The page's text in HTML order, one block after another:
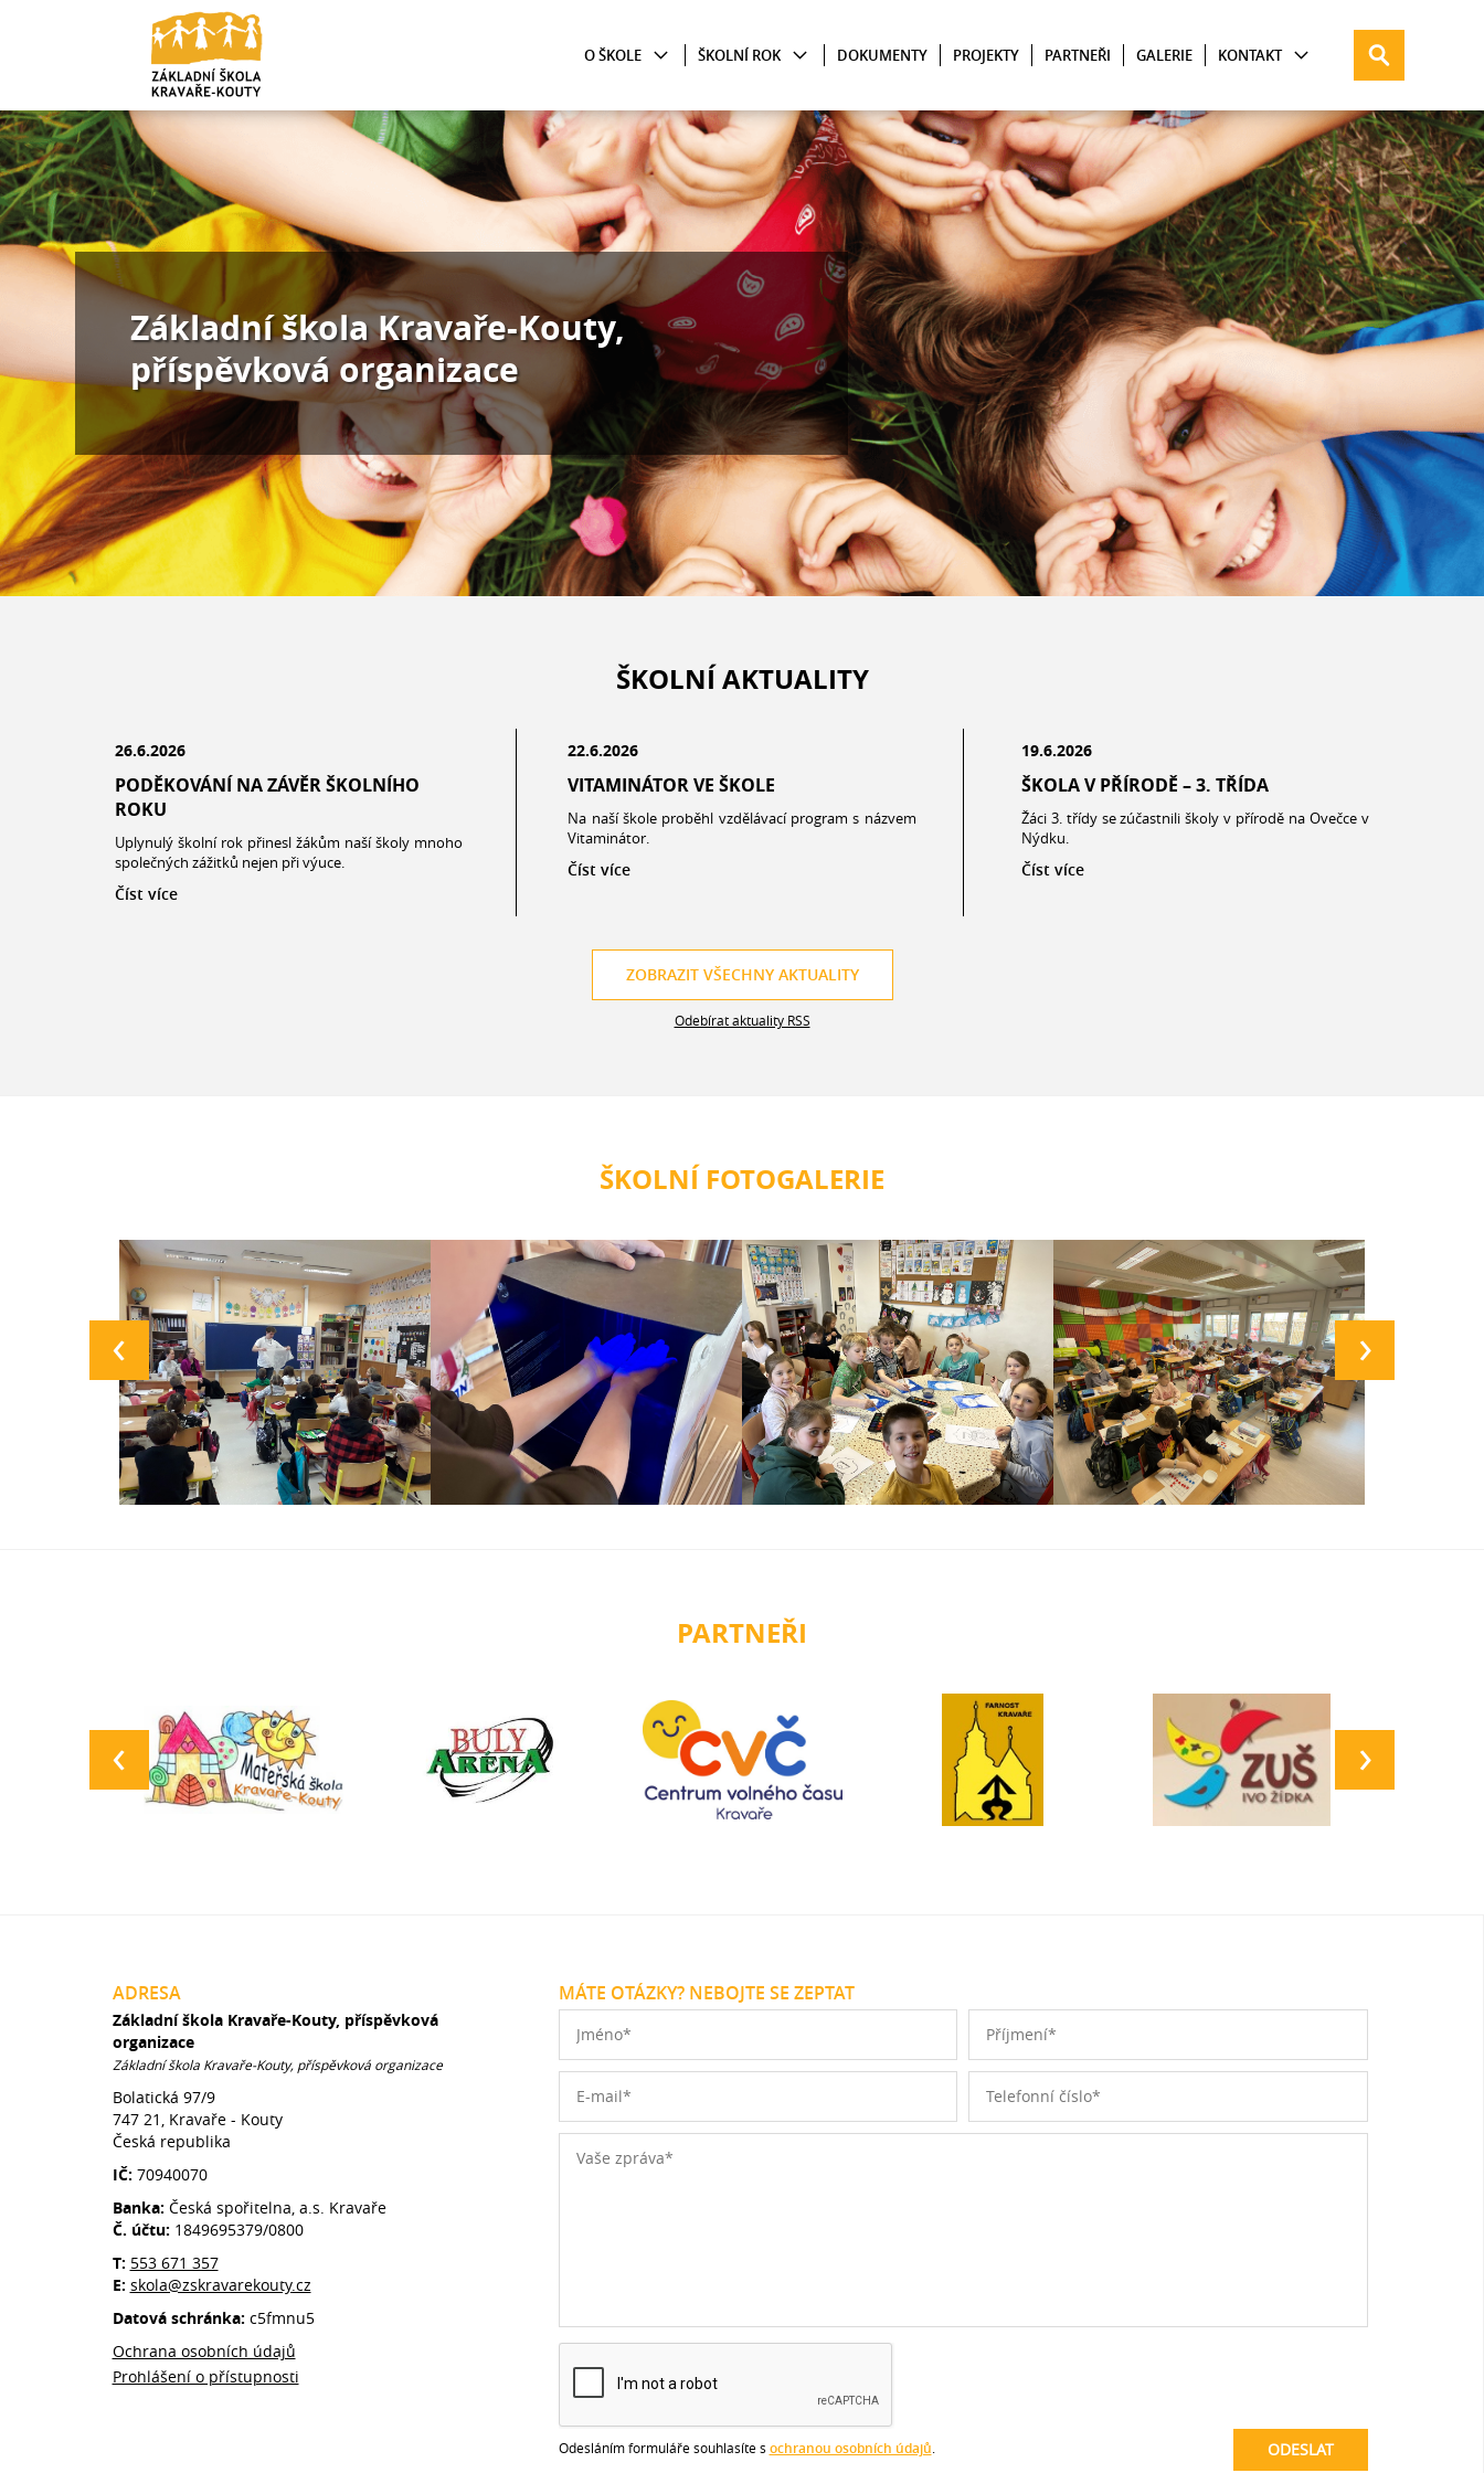
O ŠKOLE ŠKOLNÍ ROK DOKUMENTY PROJEKTY PARTNEŘI GALERIE KONTAKT
Základní škola Kravaře-Kouty,
příspěvková organizace
ŠKOLNÍ AKTUALITY
26.6.2026
PODĚKOVÁNÍ NA ZÁVĚR ŠKOLNÍHO
ROKU
Uplynulý školní rok přinesl žákům naší školy mnoho
společných zážitků nejen při výuce.
Číst více
22.6.2026
VITAMINÁTOR VE ŠKOLE
Na naší škole proběhl vzdělávací program s názvem
Vitaminátor.
Číst více
19.6.2026
ŠKOLA V PŘÍRODĚ – 3. TŘÍDA
Žáci 3. třídy se zúčastnili školy v přírodě na Ovečce v
Nýdku.
Číst více
ZOBRAZIT VŠECHNY AKTUALITY
Odebírat aktuality RSS
ŠKOLNÍ FOTOGALERIE
PARTNEŘI
ADRESA
Základní škola Kravaře-Kouty, příspěvková
organizace
Základní škola Kravaře-Kouty, příspěvková organizace
Bolatická 97/9
747 21, Kravaře - Kouty
Česká republika
IČ: 70940070
Banka: Česká spořitelna, a.s. Kravaře
Č. účtu: 1849695379/0800
T: 553 671 357
E: skola@zskravarekouty.cz
Datová schránka: c5fmnu5
Ochrana osobních údajů
Prohlášení o přístupnosti
MÁTE OTÁZKY? NEBOJTE SE ZEPTAT
Odesláním formuláře souhlasíte s ochranou osobních údajů